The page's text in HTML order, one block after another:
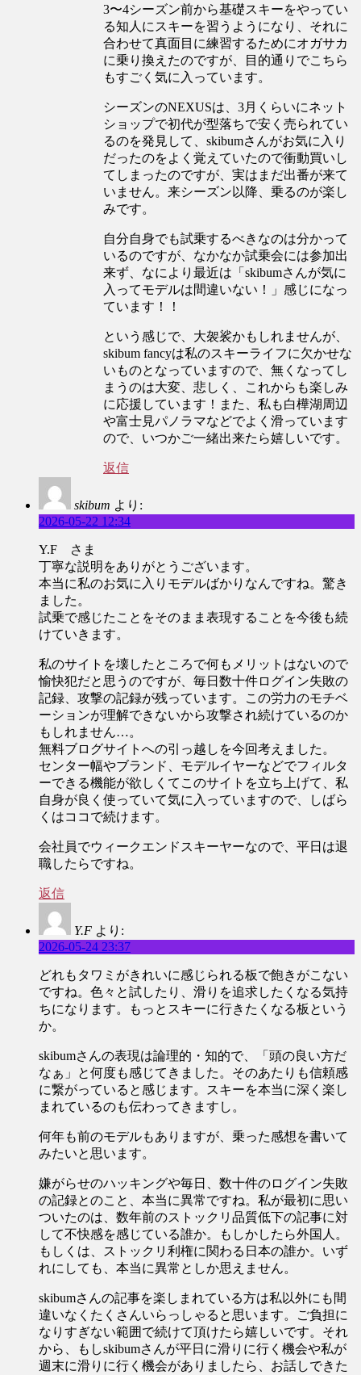
3〜4シーズン前から基礎スキーをやってい
る知人にスキーを習うようになり、それに
合わせて真面目に練習するためにオガサカ
に乗り換えたのですが、目的通りでこちら
もすごく気に入っています。
シーズンのNEXUSは、3月くらいにネット
ショップで初代が型落ちで安く売られてい
るのを発見して、skibumさんがお気に入り
だったのをよく覚えていたので衝動買いし
てしまったのですが、実はまだ出番が来て
いません。来シーズン以降、乗るのが楽し
みです。
自分自身でも試乗するべきなのは分かって
いるのですが、なかなか試乗会には参加出
来ず、なにより最近は「skibumさんが気に
入ってモデルは間違いない！」感じになっ
ています！！
という感じで、大袈裟かもしれませんが、
skibum fancyは私のスキーライフに欠かせな
いものとなっていますので、無くなってし
まうのは大変、悲しく、これからも楽しみ
に応援しています！また、私も白樺湖周辺
や富士見パノラマなどでよく滑っています
ので、いつかご一緒出来たら嬉しいです。
返信
skibum より:
2026-05-22 12:34
Y.F さま
丁寧な説明をありがとうございます。
本当に私のお気に入りモデルばかりなんですね。驚き
ました。
試乗で感じたことをそのまま表現することを今後も続
けていきます。
私のサイトを壊したところで何もメリットはないので
愉快犯だと思うのですが、毎日数十件ログイン失敗の
記録、攻撃の記録が残っています。この労力のモチベ
ーションが理解できないから攻撃され続けているのか
もしれません…。
無料ブログサイトへの引っ越しを今回考えました。
センター幅やブランド、モデルイヤーなどでフィルタ
ーできる機能が欲しくてこのサイトを立ち上げて、私
自身が良く使っていて気に入っていますので、しばら
くはココで続けます。
会社員でウィークエンドスキーヤーなので、平日は退
職したらですね。
返信
Y.F より:
2026-05-24 23:37
どれもタワミがきれいに感じられる板で飽きがこない
ですね。色々と試したり、滑りを追求したくなる気持
ちになります。もっとスキーに行きたくなる板という
か。
skibumさんの表現は論理的・知的で、「頭の良い方だ
なぁ」と何度も感じてきました。そのあたりも信頼感
に繋がっていると感じます。スキーを本当に深く楽し
まれているのも伝わってきますし。
何年も前のモデルもありますが、乗った感想を書いて
みたいと思います。
嫌がらせのハッキングや毎日、数十件のログイン失敗
の記録とのこと、本当に異常ですね。私が最初に思い
ついたのは、数年前のストックリ品質低下の記事に対
して不快感を感じている誰か。もしかしたら外国人。
もしくは、ストックリ利権に関わる日本の誰か。いず
れにしても、本当に異常としか思えません。
skibumさんの記事を楽しまれている方は私以外にも間
違いなくたくさんいらっしゃると思います。ご負担に
なりすぎない範囲で続けて頂けたら嬉しいです。それ
から、もしskibumさんが平日に滑りに行く機会や私が
週末に滑りに行く機会がありましたら、お話しできた